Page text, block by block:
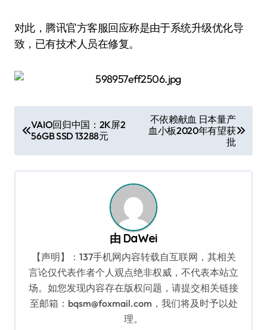
对此，腾讯官方客服回应称是由于系统升级优化导
致，已有技术人员在修复。
章
导
航
VAIO回归中国：2K屏2
56GB SSD 13288元
不依赖献血 日本量产
血小板2020年有望获
批
由 DaWei
【声明】：137手机网内容转载自互联网，其相关
言论仅代表作者个人观点绝非权威，不代表本站立
场。如您发现内容存在版权问题，请提交相关链接
至邮箱：bqsm@foxmail.com，我们将及时予以处
理。